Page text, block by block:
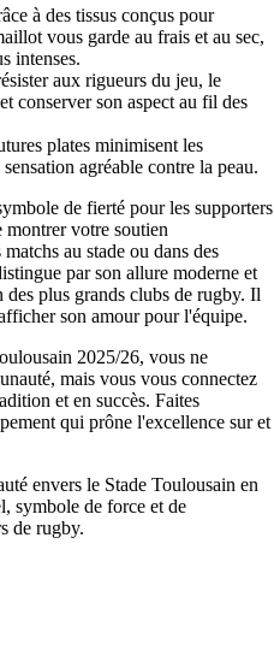
à des tissus conçus pour
vous garde au frais et au sec,
intenses.
aux rigueurs du jeu, le
conserver son aspect au fil des
plates minimisent les
agréable contre la peau.
de fierté pour les supporters
montrer votre soutien
au stade ou dans des
par son allure moderne et
plus grands clubs de rugby. Il
son amour pour l'équipe.
2025/26, vous ne
mais vous vous connectez
et en succès. Faites
qui prône l'excellence sur et
envers le Stade Toulousain en
symbole de force et de
de rugby.